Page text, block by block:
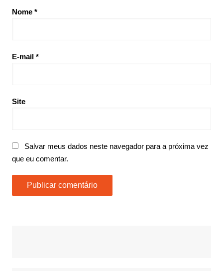
Nome *
E-mail *
Site
Salvar meus dados neste navegador para a próxima vez
que eu comentar.